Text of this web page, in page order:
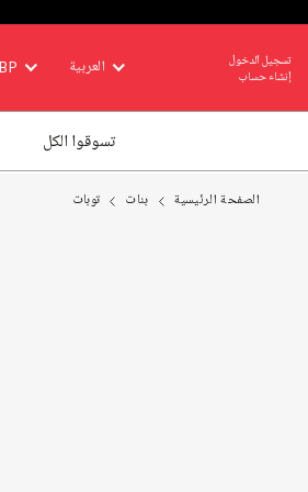
تسجيل الدخول
إنشاء حساب
العربية
تسوقوا الكل
الصفحة الرئيسية بنات توبات